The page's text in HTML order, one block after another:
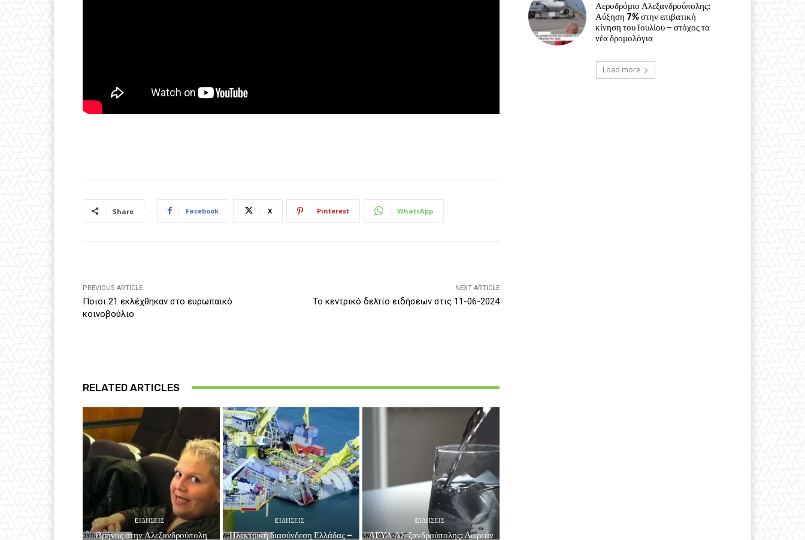
Share Facebook X Pinterest WhatsApp
PREVIOUS ARTICLE
Ποιοι 21 εκλέχθηκαν στο ευρωπαϊκό
κοινοβούλιο
NEXT ARTICLE
Το κεντρικό δελτίο ειδήσεων στις 11-06-2024
RELATED ARTICLES
EΙΔΗΣΕΙΣ
Θρήνος στην Αλεξανδρούπολη
EΙΔΗΣΕΙΣ
Ηλεκτρική διασύνδεση Ελλάδας –
EΙΔΗΣΕΙΣ
ΔΕΥΑ Αλεξανδρούπολης: Δωρεάν
Αεροδρόμιο Αλεξανδρούπολης:
Αύξηση 7% στην επιβατική
κίνηση του Ιουλίου – στόχος τα
νέα δρομολόγια
Load more